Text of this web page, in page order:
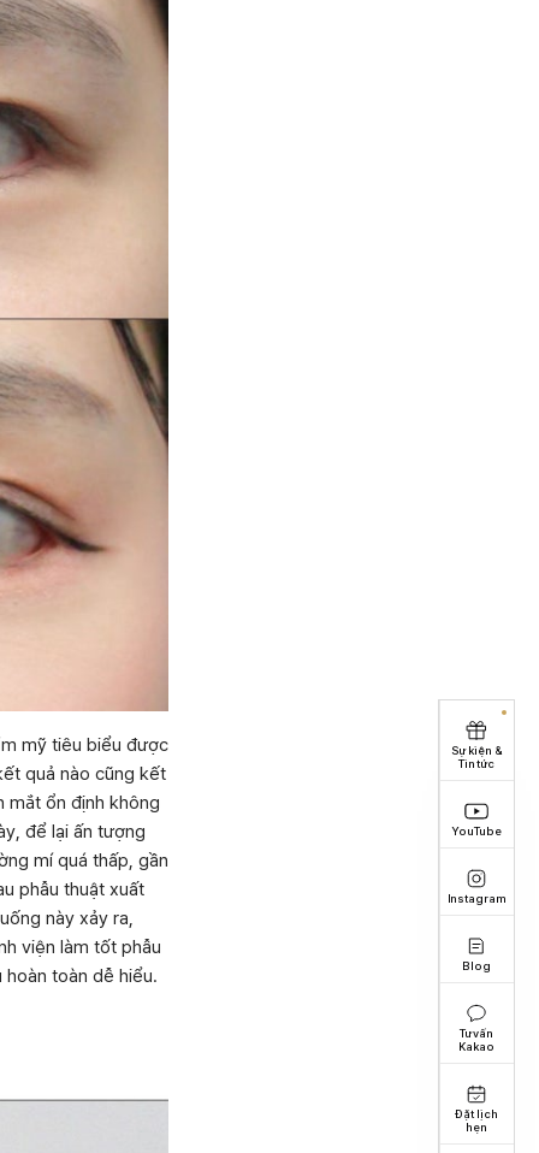
mỹ tiêu biểu được
quả nào cũng kết
mắt ổn định không
để lại ấn tượng
mí quá thấp, gần
phẫu thuật xuất
này xảy ra,
viện làm tốt phẫu
toàn dễ hiểu.
Sự kiện &
Tin tức
YouTube
Instagram
Blog
Tư vấn
Kakao
Đặt lịch
hẹn